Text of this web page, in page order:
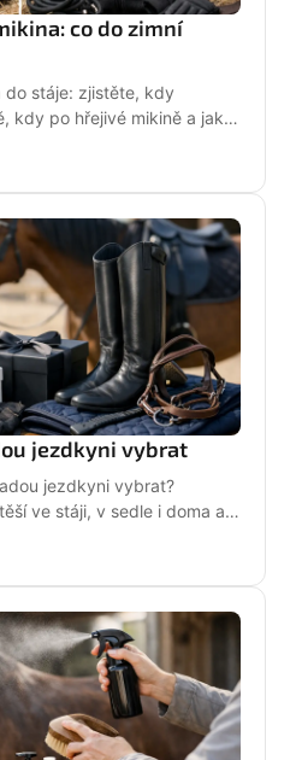
co do zimní
do stáje: zjistěte, kdy
kdy po hřejivé mikině a jak
jezdkyni vybrat
jezdkyni vybrat?
ve stáji, v sedle i doma a